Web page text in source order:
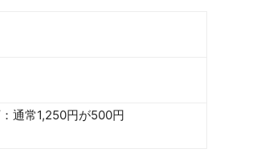
通常1,250円が500円